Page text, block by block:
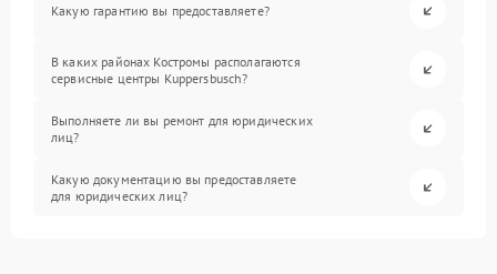
Какую гарантию вы предоставляете?
В каких районах Костромы располагаются
сервисные центры Kuppersbusch?
Выполняете ли вы ремонт для юридических
лиц?
Какую документацию вы предоставляете
для юридических лиц?